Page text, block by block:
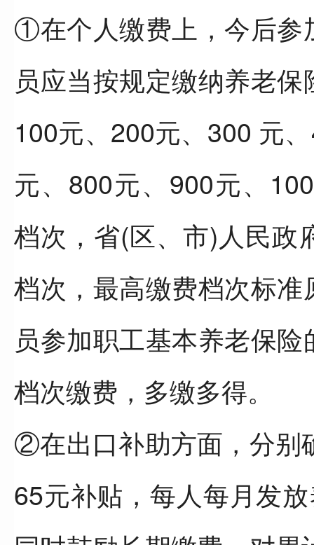
①在个人缴费上，今后参
员应当按规定缴纳养老
100元、200元、300 元
元、800元、900元、
档次，省(区、市)人民政
档次，最高缴费档次标
员参加职工基本养老保
档次缴费，多缴多得。
②在出口补助方面，分别
65元补贴，每人每月发